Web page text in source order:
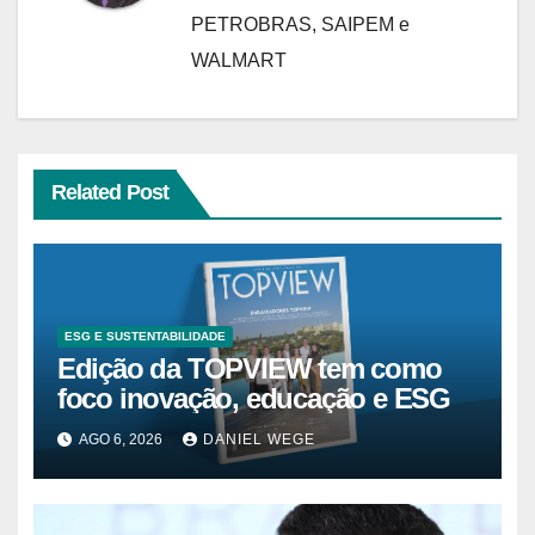
PETROBRAS, SAIPEM e
WALMART
Related Post
ESG E SUSTENTABILIDADE
Edição da TOPVIEW tem como
foco inovação, educação e ESG
AGO 6, 2026 DANIEL WEGE